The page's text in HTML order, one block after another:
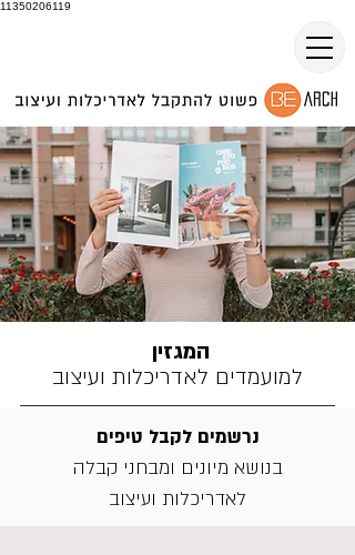
11350206119
המגזין
למועמדים לאדריכלות ועיצוב
נרשמים לקבל טיפים
בנושא מיונים ומבחני קבלה
לאדריכלות ועיצוב